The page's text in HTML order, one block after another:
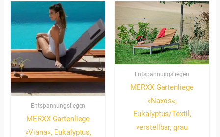
Entspannungsliegen
MERXX Gartenliege
»Viana«, Eukalyptus,
Entspannungsliegen
MERXX Gartenliege
»Naxos«,
Eukalyptus/Textil,
verstellbar, grau